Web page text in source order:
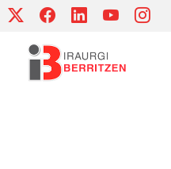
Skip
content